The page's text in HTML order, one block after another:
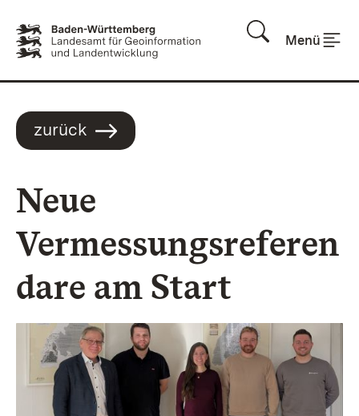
Menü
zurück
Neue
Vermessungsreferen
dare am Start